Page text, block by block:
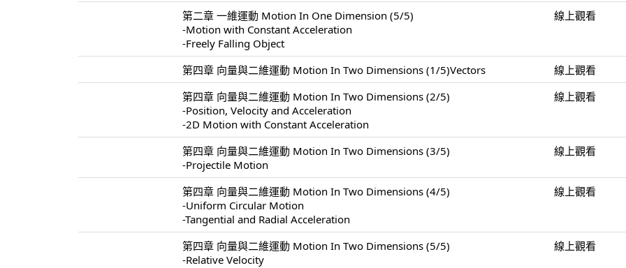
第二章 一維運動 Motion In One Dimension (5/5)
-Motion with Constant Acceleration
-Freely Falling Object
線上觀看
第四章 向量與二維運動 Motion In Two Dimensions (1/5)Vectors
線上觀看
第四章 向量與二維運動 Motion In Two Dimensions (2/5)
-Position, Velocity and Acceleration
-2D Motion with Constant Acceleration
線上觀看
第四章 向量與二維運動 Motion In Two Dimensions (3/5)
-Projectile Motion
線上觀看
第四章 向量與二維運動 Motion In Two Dimensions (4/5)
-Uniform Circular Motion
-Tangential and Radial Acceleration
線上觀看
第四章 向量與二維運動 Motion In Two Dimensions (5/5)
-Relative Velocity
線上觀看